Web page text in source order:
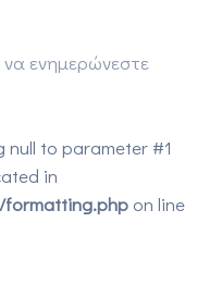
να ενημερώνεστε
null to parameter #1
in
formatting.php on line